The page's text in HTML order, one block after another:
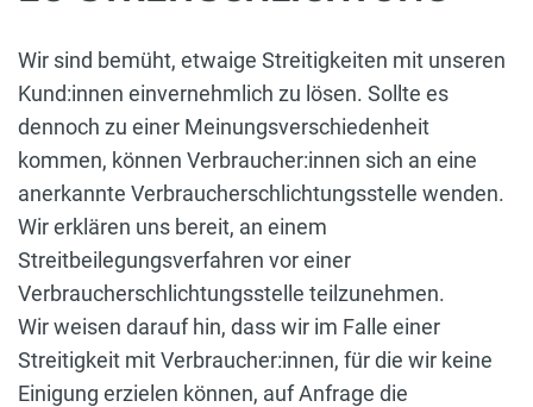
Wir sind bemüht, etwaige Streitigkeiten mit unseren
Kund:innen einvernehmlich zu lösen. Sollte es
dennoch zu einer Meinungsverschiedenheit
kommen, können Verbraucher:innen sich an eine
anerkannte Verbraucherschlichtungsstelle wenden.
Wir erklären uns bereit, an einem
Streitbeilegungsverfahren vor einer
Verbraucherschlichtungsstelle teilzunehmen.
Wir weisen darauf hin, dass wir im Falle einer
Streitigkeit mit Verbraucher:innen, für die wir keine
Einigung erzielen können, auf Anfrage die